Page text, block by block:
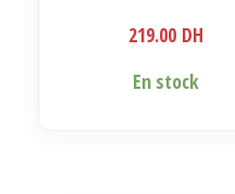
219.00 DH
En stock